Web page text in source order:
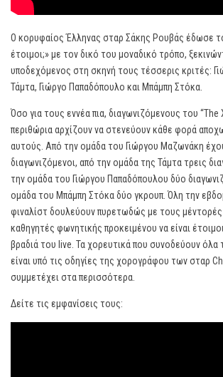
Ο κορυφαίος Έλληνας σταρ Σάκης Ρουβάς έδωσε
έτοιμοι;» με τον δικό του μοναδικό τρόπο,
υποδεχόμενος στη σκηνή τους τέσσερις κριτές:
Τάμτα, Γιώργο Παπαδόπουλο και Μπάμπη Στόκα.
Όσο για τους εννέα πια, διαγωνιζόμενους του “The
περιθώρια αρχίζουν να στενεύουν κάθε φορά
αυτούς. Από την ομάδα του Γιώργου Μαζωνάκη
διαγωνιζόμενοι, από την ομάδα της Τάμτα τρεις
την ομάδα του Γιώργου Παπαδόπουλου δύο
ομάδα του Μπάμπη Στόκα δύο γκρουπ. Όλη την
φιναλίστ δουλεύουν πυρετωδώς με τους
καθηγητές φωνητικής προκειμένου να είναι
βραδιά του live. Τα χορευτικά που συνοδεύουν όλα
είναι υπό τις οδηγίες της χορογράφου των σταρ
συμμετέχει στα περισσότερα.
Δείτε τις εμφανίσεις τους: